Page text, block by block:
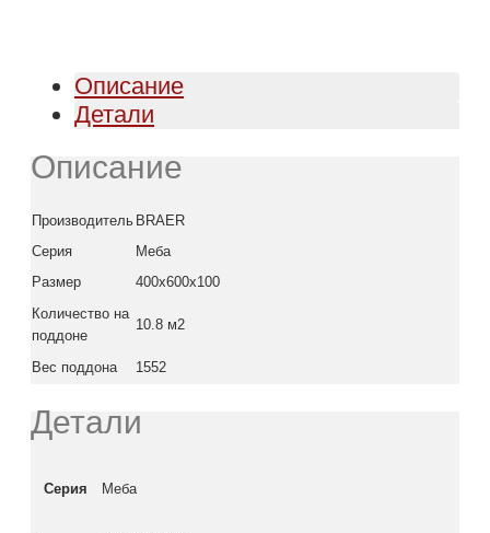
Описание
Детали
Описание
Производитель BRAER
Серия
Меба
Размер
400x600x100
Количество на
поддоне
10.8 м2
Вес поддона 1552
Детали
Серия Меба